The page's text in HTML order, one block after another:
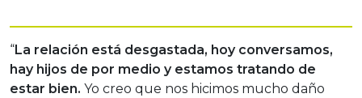
“La relación está desgastada, hoy conversamos,
hay hijos de por medio y estamos tratando de
estar bien. Yo creo que nos hicimos mucho daño